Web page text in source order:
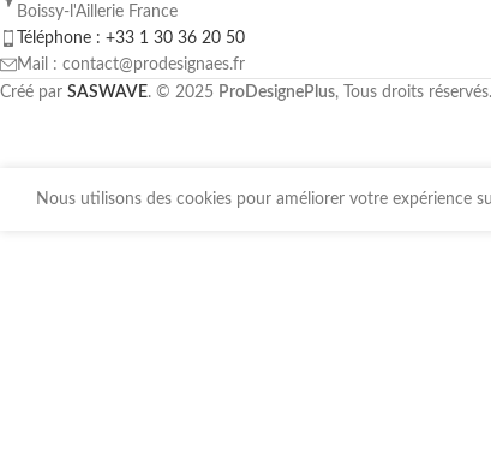
Boissy-l'Aillerie France
Téléphone : +33 1 30 36 20 50
Mail : contact@prodesignaes.fr
Créé par SASWAVE. © 2025 ProDesignePlus, Tous droits réservés.
Nous utilisons des cookies pour améliorer votre expérience